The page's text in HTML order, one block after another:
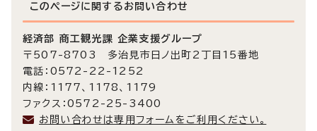
このページに関する お問い合わせ
経済部 商工観光課 企業支援グループ
〒507-8703 多治見市日ノ出町2丁目15番地
電話：0572-22-1252
内線：1177、1178、1179
ファクス：0572-25-3400
お問い合わせは専用フォームをご利用ください。